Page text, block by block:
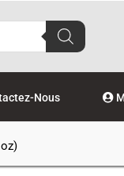
Nous